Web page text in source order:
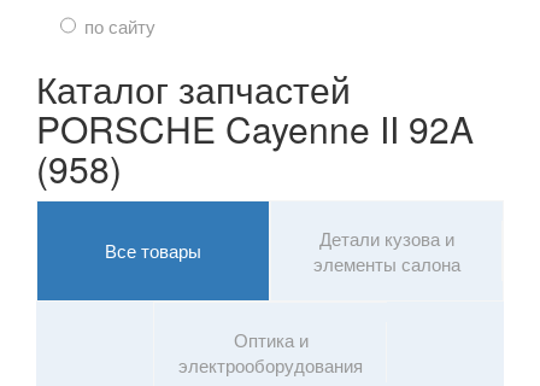
TOYOTA
VOLKSWAGEN
VOLVO keyboard_arrow_down
В наличии!
по сайту
Каталог запчастей
PORSCHE Cayenne II 92A
(958)
Все товары
Детали кузова и
элементы салона
Оптика и
электрооборудования